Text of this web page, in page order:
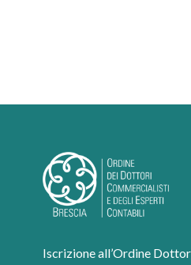
Iscrizione all’Ordine